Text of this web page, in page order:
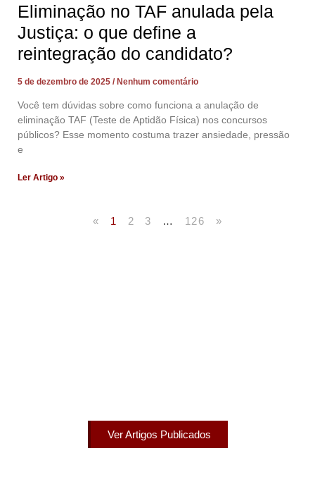
Eliminação no TAF anulada pela
Justiça: o que define a
reintegração do candidato?
5 de dezembro de 2025 Nenhum comentário
Você tem dúvidas sobre como funciona a anulação de
eliminação TAF (Teste de Aptidão Física) nos concursos
públicos? Esse momento costuma trazer ansiedade, pressão
e
Ler Artigo »
« 1 2 3 … 126 »
Ver Artigos Publicados